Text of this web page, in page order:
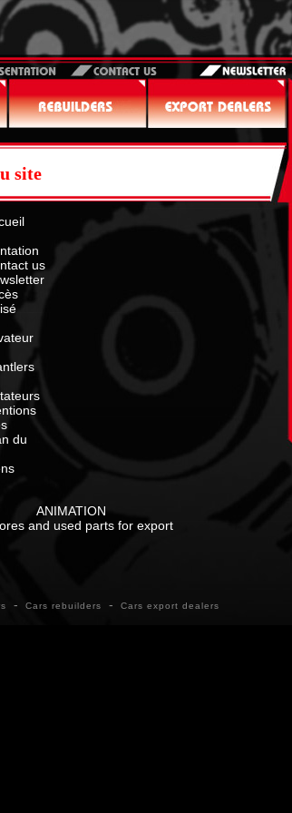
Nous contacter Newsletter
Rénovateurs
site
us
du
ANIMATION
and used parts for export
- Cars rebuilders - Cars export dealers